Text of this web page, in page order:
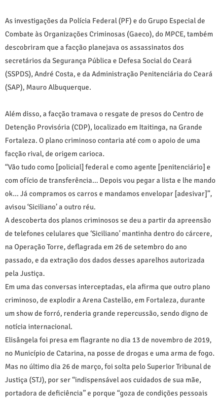
As investigações da Polícia Federal (PF) e do Grupo Especial de
Combate às Organizações Criminosas (Gaeco), do MPCE, também
descobriram que a facção planejava os assassinatos dos
secretários da Segurança Pública e Defesa Social do Ceará
(SSPDS), André Costa, e da Administração Penitenciária do Ceará
(SAP), Mauro Albuquerque.
Além disso, a facção tramava o resgate de presos do Centro de
Detenção Provisória (CDP), localizado em Itaitinga, na Grande
Fortaleza. O plano criminoso contaria até com o apoio de uma
facção rival, de origem carioca.
“Vão tudo como [policial] federal e como agente [penitenciário] e
com ofício de transferência… Depois vou pegar a lista e lhe mando
ok… Já compramos os carros e mandamos envelopar [adesivar]”,
avisou ‘Siciliano’ a outro réu.
A descoberta dos planos criminosos se deu a partir da apreensão
de telefones celulares que ‘Siciliano’ mantinha dentro do cárcere,
na Operação Torre, deflagrada em 26 de setembro do ano
passado, e da extração dos dados desses aparelhos autorizada
pela Justiça.
Em uma das conversas interceptadas, ela afirma que outro plano
criminoso, de explodir a Arena Castelão, em Fortaleza, durante
um show de forró, renderia grande repercussão, sendo digno de
notícia internacional.
Elisângela foi presa em flagrante no dia 13 de novembro de 2019,
no Município de Catarina, na posse de drogas e uma arma de fogo.
Mas no último dia 26 de março, foi solta pelo Superior Tribunal de
Justiça (STJ), por ser “indispensável aos cuidados de sua mãe,
portadora de deficiência” e porque “goza de condições pessoais